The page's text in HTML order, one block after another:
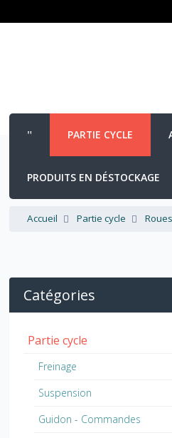
PARTIE CYCLE
PRODUITS EN DÉSTOCKAGE
Accueil Partie cycle
Catégories
Partie cycle
Freinage
Suspension
Guidon - Commandes